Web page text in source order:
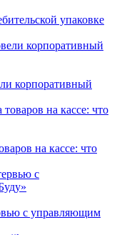
упаковке
корпоративный
на кассе: что
с управляющим